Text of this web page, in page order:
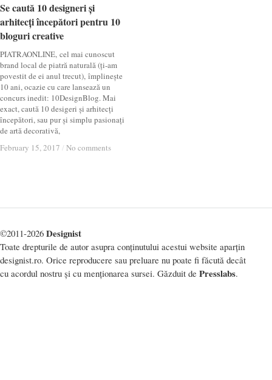
Se caută 10 designeri și
arhitecți începători pentru 10
bloguri creative
PIATRAONLINE, cel mai cunoscut
brand local de piatră naturală (ți-am
povestit de ei anul trecut), împlinește
10 ani, ocazie cu care lansează un
concurs inedit: 10DesignBlog. Mai
exact, caută 10 desigeri și arhitecți
începători, sau pur și simplu pasionați
de artă decorativă,
February 15, 2017 / No comments
Se caută 10 designeri și
arhitecți începători pentru 10
bloguri creative
February 15, 2017 / No comments
©2011-2026 Designist
Toate drepturile de autor asupra conținutului acestui website aparțin
designist.ro. Orice reproducere sau preluare nu poate fi făcută decât
cu acordul nostru și cu menționarea sursei. Găzduit de Presslabs.